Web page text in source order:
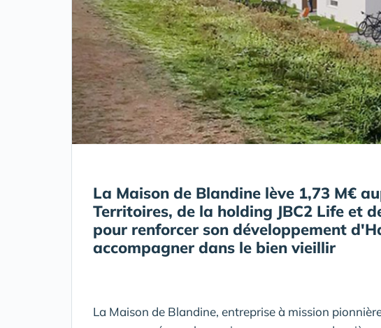
La Maison de Blandine lève 1,73 M€
Territoires, de la holding JBC2 Life et
pour renforcer son développement
accompagner dans le bien vieillir
La Maison de Blandine, entreprise à mission